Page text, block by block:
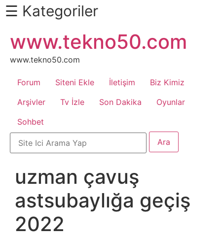
Daha
Fazlası
İçin
Kaydır
Android
Apk
Arabalar
Bankacılık
İşlemleri
Belgesel
☰ Kategoriler
atla
www.tekno50.com
www.tekno50.com
Forum Siteni Ekle İletişim
Biz Kimiz
Arşivler
Tv İzle Son Dakika
Oyunlar
Sohbet
uzman çavuş
astsubaylığa geçiş
2022